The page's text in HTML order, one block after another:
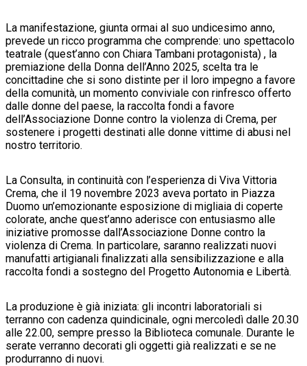
La manifestazione, giunta ormai al suo undicesimo anno,
prevede un ricco programma che comprende: uno spettacolo
teatrale (quest’anno con Chiara Tambani protagonista) , la
premiazione della Donna dell’Anno 2025, scelta tra le
concittadine che si sono distinte per il loro impegno a favore
della comunità, un momento conviviale con rinfresco offerto
dalle donne del paese, la raccolta fondi a favore
dell’Associazione Donne contro la violenza di Crema, per
sostenere i progetti destinati alle donne vittime di abusi nel
nostro territorio.
La Consulta, in continuità con l’esperienza di Viva Vittoria
Crema, che il 19 novembre 2023 aveva portato in Piazza
Duomo un’emozionante esposizione di migliaia di coperte
colorate, anche quest’anno aderisce con entusiasmo alle
iniziative promosse dall’Associazione Donne contro la
violenza di Crema. In particolare, saranno realizzati nuovi
manufatti artigianali finalizzati alla sensibilizzazione e alla
raccolta fondi a sostegno del Progetto Autonomia e Libertà.
La produzione è già iniziata: gli incontri laboratoriali si
terranno con cadenza quindicinale, ogni mercoledì dalle 20.30
alle 22.00, sempre presso la Biblioteca comunale. Durante le
serate verranno decorati gli oggetti già realizzati e se ne
produrranno di nuovi.